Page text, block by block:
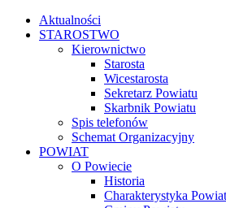
Aktualności
STAROSTWO
Kierownictwo
Starosta
Wicestarosta
Sekretarz Powiatu
Skarbnik Powiatu
Spis telefonów
Schemat Organizacyjny
POWIAT
O Powiecie
Historia
Charakterystyka